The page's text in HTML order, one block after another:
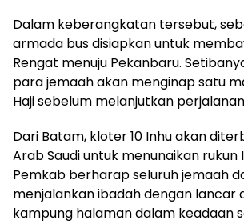
Dalam keberangkatan tersebut,
armada bus disiapkan untuk
Rengat menuju Pekanbaru.
para jemaah akan menginap satu
Haji sebelum melanjutkan
Dari Batam, kloter 10 Inhu akan
Arab Saudi untuk menunaikan rukun
Pemkab berharap seluruh jemaah
menjalankan ibadah dengan lancar
kampung halaman dalam keadaan